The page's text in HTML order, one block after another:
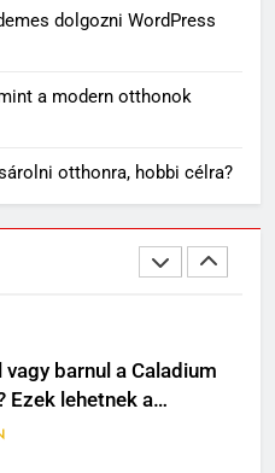
dolgozni WordPress
a modern otthonok
otthonra, hobbi célra?
Ezek lehetnek a
okok
fel egy kiscica